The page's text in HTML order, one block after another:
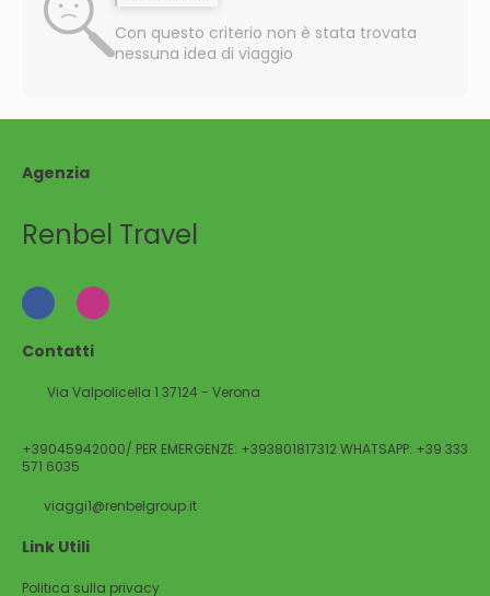
Con questo criterio non è stata trovata
nessuna idea di viaggio
Agenzia
Renbel Travel
Contatti
Via Valpolicella 1 37124 - Verona
+39045942000/ PER EMERGENZE: +393801817312 WHATSAPP: +39 333
571 6035
viaggi1@renbelgroup.it
Link Utili
Politica sulla privacy